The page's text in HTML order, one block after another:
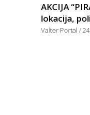
AKCIJA
lokacija,
Valter Portal